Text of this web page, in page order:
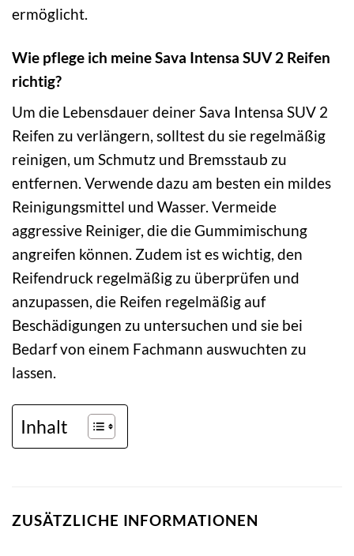
ermöglicht.
Wie pflege ich meine Sava Intensa SUV 2 Reifen
richtig?
Um die Lebensdauer deiner Sava Intensa SUV 2
Reifen zu verlängern, solltest du sie regelmäßig
reinigen, um Schmutz und Bremsstaub zu
entfernen. Verwende dazu am besten ein mildes
Reinigungsmittel und Wasser. Vermeide
aggressive Reiniger, die die Gummimischung
angreifen können. Zudem ist es wichtig, den
Reifendruck regelmäßig zu überprüfen und
anzupassen, die Reifen regelmäßig auf
Beschädigungen zu untersuchen und sie bei
Bedarf von einem Fachmann auswuchten zu
lassen.
Inhalt
ZUSÄTZLICHE INFORMATIONEN